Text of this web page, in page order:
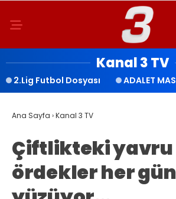
Kanal 3 TV
2.Lig Futbol Dosyası ADALET
Ana Sayfa ›Kanal 3 TV
Çiftlikteki yavru
ördekler her